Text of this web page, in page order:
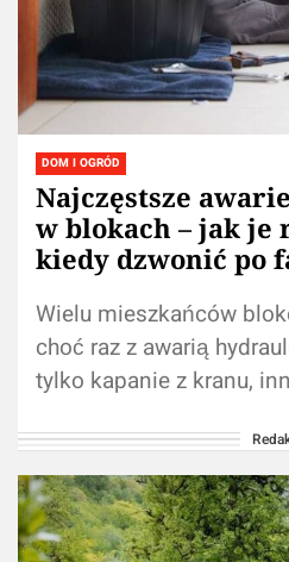
DOM I OGRÓD
Najczęstsze
w blokach – jak je
kiedy dzwonić po
Wielu mieszkańców
choć raz z awarią
tylko kapanie z kranu,